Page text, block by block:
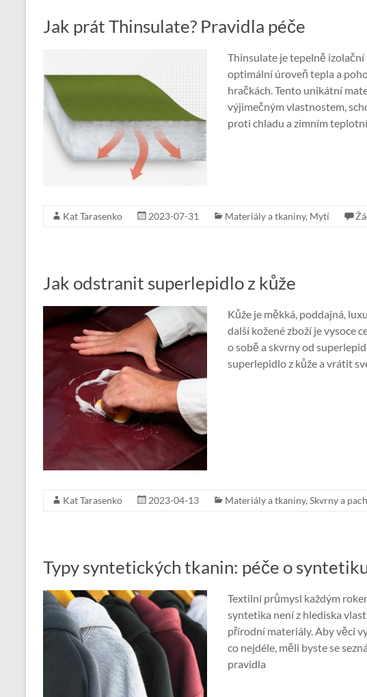
Jak prát Thinsulate? Pravidla péče
Thinsulate je tepelně
optimální úroveň tepla a
hračkách. Tento unikátní
výjimečným vlastnostem,
proti chladu a zimním
Kat Tarasenko 2023-07-31 Materiály a tkaniny, Mytí
Jak odstranit superlepidlo z kůže
Kůže je měkká, poddajná,
další kožené zboží je vysoce
o sobě a skvrny od
superlepidlo z kůže a vrátit
Kat Tarasenko 2023-04-13 Materiály a tkaniny, Skvrny a
Typy syntetických tkanin: péče o
Textilní průmysl každým
syntetika není z hlediska
přírodní materiály. Aby věci
co nejdéle, měli byste se
pravidla